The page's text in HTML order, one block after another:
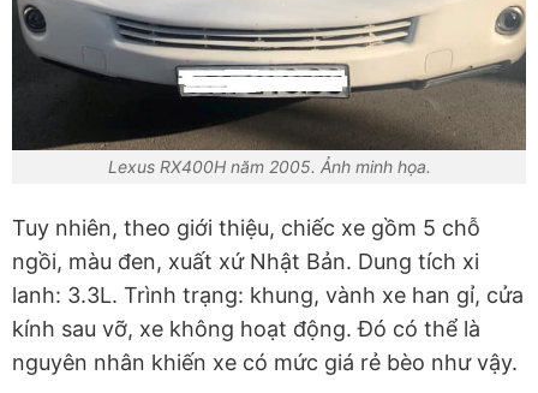
Lexus RX400H năm 2005. Ảnh minh họa.
Tuy nhiên, theo giới thiệu, chiếc xe gồm 5 chỗ
ngồi, màu đen, xuất xứ Nhật Bản. Dung tích xi
lanh: 3.3L. Trình trạng: khung, vành xe han gỉ, cửa
kính sau vỡ, xe không hoạt động. Đó có thể là
nguyên nhân khiến xe có mức giá rẻ bèo như vậy.